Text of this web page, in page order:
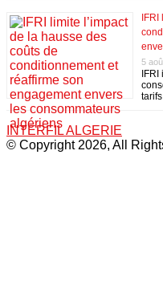
5
INTERFIL ALGERIE
© Copyright 2026, All